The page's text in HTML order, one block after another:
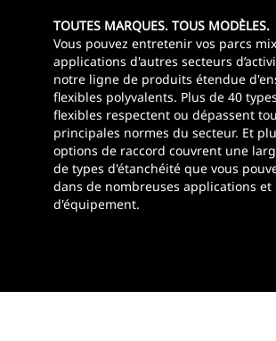
TOUTES MARQUES. TOUS MODÈLES.
Vous pouvez entretenir vos parcs
applications d'autres secteurs
notre ligne de produits étendue
flexibles polyvalents. Plus de 40
flexibles respectent ou dépassent
principales normes du secteur. Et
options de raccord couvrent une
de types d'étanchéité que vous
dans de nombreuses applications et
d'équipement.